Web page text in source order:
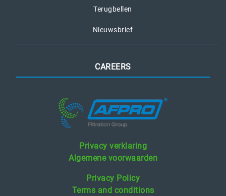
Terugbellen
Nieuwsbrief
CAREERS
Privacy verklaring
Algemene voorwaarden
Privacy Policy
Terms and conditions